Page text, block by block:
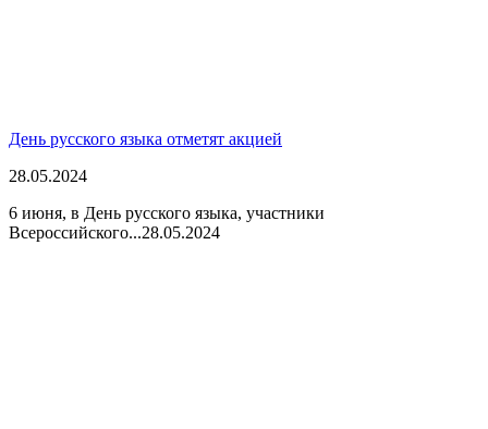
День русского языка отметят акцией
28.05.2024
6 июня, в День русского языка, участники
Всероссийского...28.05.2024